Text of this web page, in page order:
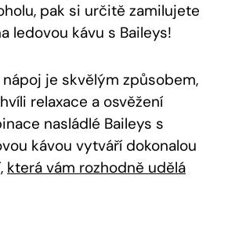
pak si určitě zamilujete
ledovou kávu s Baileys!
je skvělým způsobem,
relaxace a osvěžení
nasládlé Baileys s
kávou vytváří dokonalou
která vám rozhodně udělá